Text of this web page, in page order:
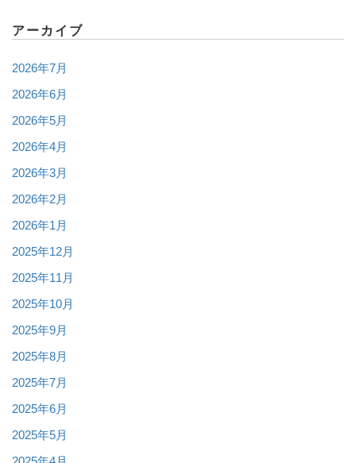
アーカイブ
2026年7月
2026年6月
2026年5月
2026年4月
2026年3月
2026年2月
2026年1月
2025年12月
2025年11月
2025年10月
2025年9月
2025年8月
2025年7月
2025年6月
2025年5月